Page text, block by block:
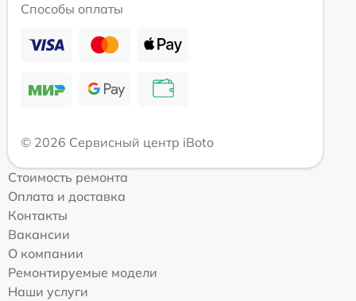
Способы оплаты
© 2026 Сервисный центр iBoto
Стоимость ремонта
Оплата и доставка
Контакты
Вакансии
О компании
Ремонтируемые модели
Наши услуги